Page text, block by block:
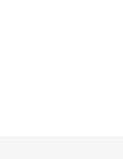
务器CN2服务商，并探讨如